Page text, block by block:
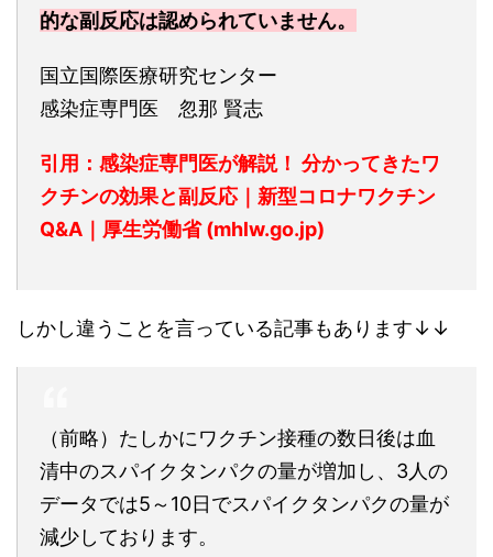
的な副反応は認められていません。
国立国際医療研究センター
感染症専門医 忽那 賢志
引用：感染症専門医が解説！ 分かってきたワ
クチンの効果と副反応｜新型コロナワクチン
Q&A｜厚生労働省 (mhlw.go.jp)
しかし違うことを言っている記事もあります↓↓
（前略）たしかにワクチン接種の数日後は血
清中のスパイクタンパクの量が増加し、3人の
データでは5～10日でスパイクタンパクの量が
減少しております。